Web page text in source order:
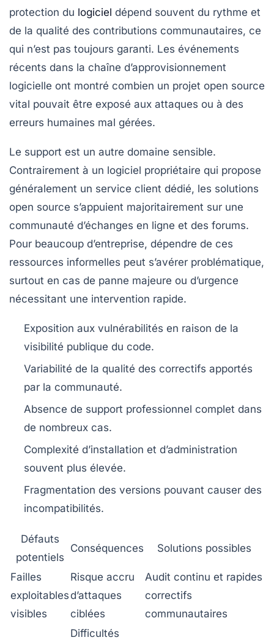
protection du logiciel dépend souvent du rythme et
de la qualité des contributions communautaires, ce
qui n’est pas toujours garanti. Les événements
récents dans la chaîne d’approvisionnement
logicielle ont montré combien un projet open source
vital pouvait être exposé aux attaques ou à des
erreurs humaines mal gérées.
Le support est un autre domaine sensible.
Contrairement à un logiciel propriétaire qui propose
généralement un service client dédié, les solutions
open source s’appuient majoritairement sur une
communauté d’échanges en ligne et des forums.
Pour beaucoup d’entreprise, dépendre de ces
ressources informelles peut s’avérer problématique,
surtout en cas de panne majeure ou d’urgence
nécessitant une intervention rapide.
Exposition aux vulnérabilités en raison de la
visibilité publique du code.
Variabilité de la qualité des correctifs apportés
par la communauté.
Absence de support professionnel complet dans
de nombreux cas.
Complexité d’installation et d’administration
souvent plus élevée.
Fragmentation des versions pouvant causer des
incompatibilités.
Défauts
potentiels
Conséquences Solutions possibles
Failles
exploitables
visibles
Risque accru
d’attaques
ciblées
Audit continu et rapides
correctifs
communautaires
Difficultés